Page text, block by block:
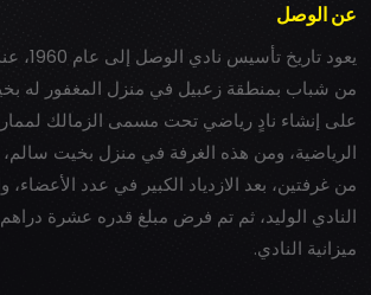
عن الوصل
يعود
من شباب بمنطقة زعبيل في منزل المغفور له
على إنشاء نادٍ رياضي تحت مسمى الزمالك
الرياضية، ومن هذه الغرفة في منزل بخيت
من غرفتين، بعد الازدياد الكبير في عدد الأعضاء،
النادي الوليد، ثم تم فرض مبلغ قدره عشرة
ميزانية النادي.